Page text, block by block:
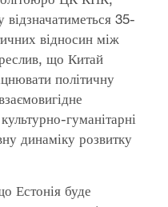
35-
відносин між
що Китай
політичну
гуманітарні
динаміку розвитку
Естонія буде